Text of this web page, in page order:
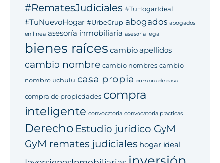
#RematesJudiciales #TuHogarIdeal
#TuNuevoHogar #UrbeGrup abogados abogados
en linea asesoría inmobiliaria asesoría legal
bienes raíces cambio apellidos
cambio nombre cambio nombres cambio
nombre uchulu casa propia compra de casa
compra de propiedades compra
inteligente convocatoria convocatoria practicas
Derecho Estudio jurídico GyM
GyM remates judiciales hogar ideal